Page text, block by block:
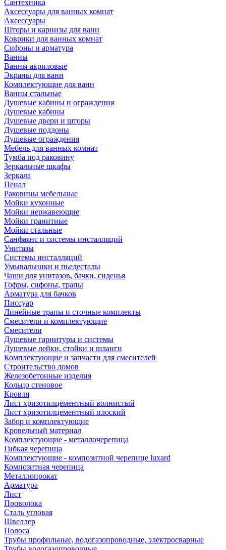
Сантехника
Аксессуары для ванных комнат
Аксессуары
Шторы и карнизы для ванн
Коврики для ванных комнат
Сифоны и арматура
Ванны
Ванны акриловые
Экраны для ванн
Комплектующие для ванн
Ванны стальные
Душевые кабины и ограждения
Душевые кабины
Душевые двери и шторы
Душевые поддоны
Душевые ограждения
Мебель для ванных комнат
Тумба под раковину
Зеркальные шкафы
Зеркала
Пенал
Раковины мебельные
Мойки кухонные
Мойки нержавеющие
Мойки гранитные
Мойки стальные
Санфаянс и системы инсталляций
Унитазы
Системы инсталляций
Умывальники и пьедесталы
Чаши для унитазов, бачки, сиденья
Гофры, сифоны, трапы
Арматура для бачков
Писсуар
Линейные трапы и сточные комплекты
Смесители и комплектующие
Смесители
Душевые гарнитуры и системы
Душевые лейки, стойки и шланги
Комплектующие и запчасти для смесителей
Строительство домов
Железобетонные изделия
Кольцо стеновое
Кровля
Лист хризотилцементный волнистый
Лист хризотилцементный плоский
Забор и комплектующие
Кровельный материал
Комплектующие - металлочерепица
Гибкая черепица
Комплектующие - композитной черепице luxard
Композитная черепица
Металлопрокат
Арматура
Лист
Проволока
Сталь угловая
Швеллер
Полоса
Трубы профильные, водогазопроводные, электросварные